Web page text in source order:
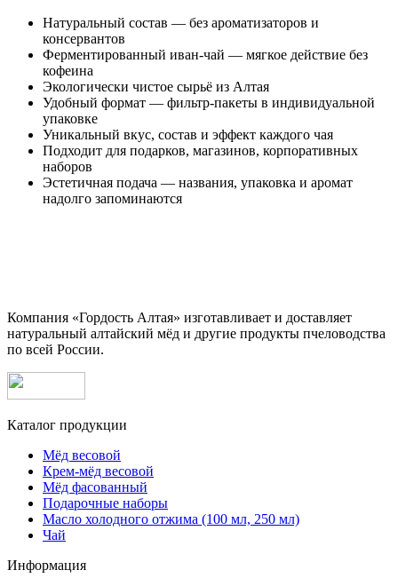
Натуральный состав — без ароматизаторов и
консервантов
Ферментированный иван-чай — мягкое действие без
кофеина
Экологически чистое сырьё из Алтая
Удобный формат — фильтр-пакеты в индивидуальной
упаковке
Уникальный вкус, состав и эффект каждого чая
Подходит для подарков, магазинов, корпоративных
наборов
Эстетичная подача — названия, упаковка и аромат
надолго запоминаются
Компания «Гордость Алтая» изготавливает и доставляет
натуральный алтайский мёд и другие продукты пчеловодства
по всей России.
Каталог продукции
Мёд весовой
Крем-мёд весовой
Мёд фасованный
Подарочные наборы
Масло холодного отжима (100 мл, 250 мл)
Чай
Информация